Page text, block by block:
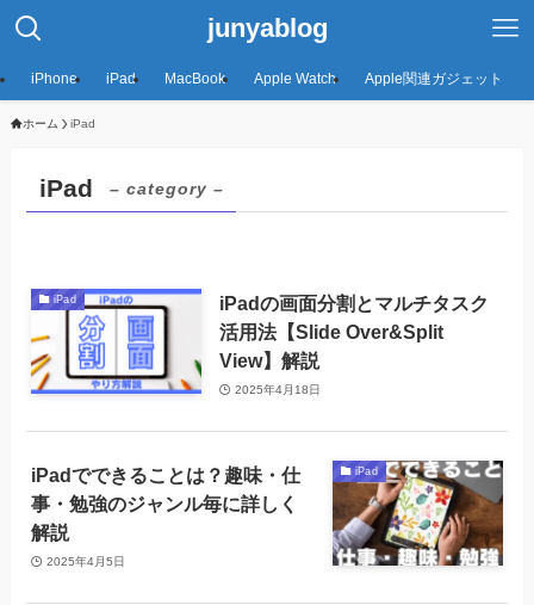
junyablog
iPhone iPad MacBook Apple Watch Apple関連ガジェット
ホーム iPad
iPad – category –
iPad
iPadの画面分割とマルチタスク
活用法【Slide Over&Split
View】解説
2025年4月18日
iPad
iPadでできることは？趣味・仕
事・勉強のジャンル毎に詳しく
解説
2025年4月5日